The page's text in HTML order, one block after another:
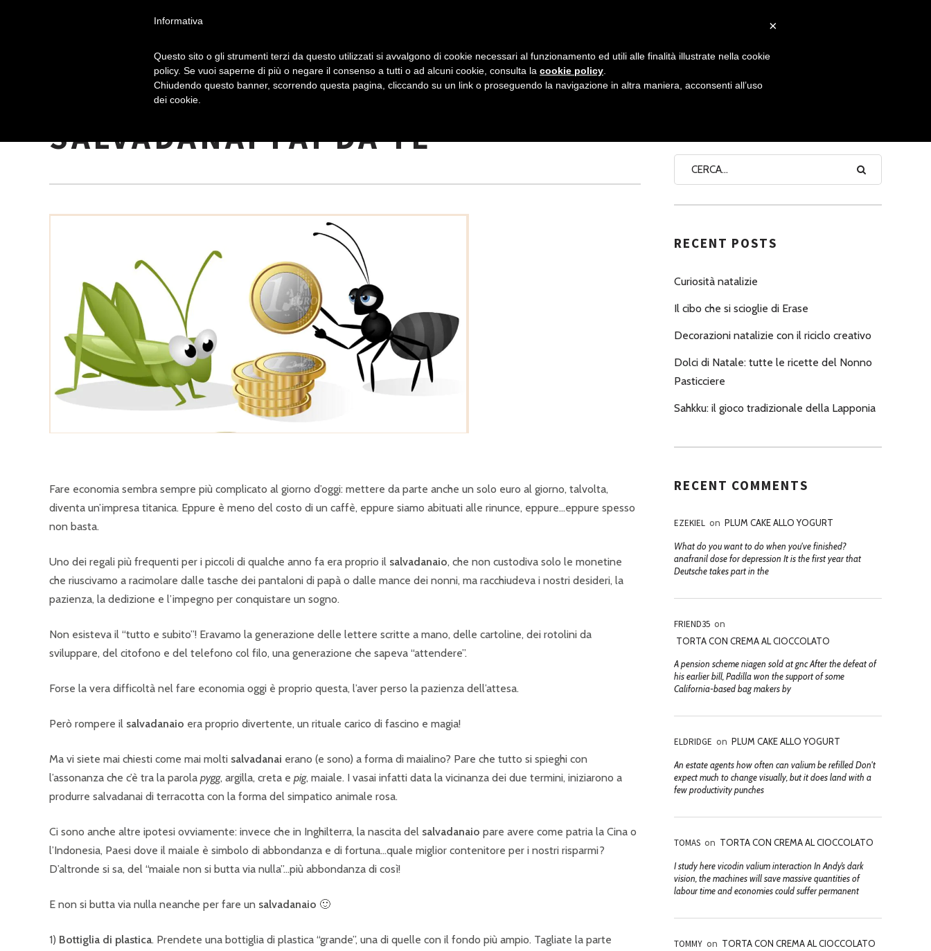
A
V
G
Z
I
N
E
P
R
I
N
I
A
L
NONNO PASTICCIERE
LEZIONI DI ECONOMIA:
SALVADANAI FAI DA TE
Fare economia sembra sempre più complicato al giorno d’oggi: mettere da parte anche un solo euro al giorno, talvolta,
diventa un’impresa titanica. Eppure è meno del costo di un caffè, eppure siamo abituati alle rinunce, eppure…eppure spesso
non basta.
Uno dei regali più frequenti per i piccoli di qualche anno fa era proprio il salvadanaio, che non custodiva solo le monetine
che riuscivamo a racimolare dalle tasche dei pantaloni di papà o dalle mance dei nonni, ma racchiudeva i nostri desideri, la
pazienza, la dedizione e l’impegno per conquistare un sogno.
Non esisteva il “tutto e subito”! Eravamo la generazione delle lettere scritte a mano, delle cartoline, dei rotolini da
sviluppare, del citofono e del telefono col filo, una generazione che sapeva “attendere”.
Forse la vera difficoltà nel fare economia oggi è proprio questa, l’aver perso la pazienza dell’attesa.
Però rompere il salvadanaio era proprio divertente, un rituale carico di fascino e magia!
Ma vi siete mai chiesti come mai molti salvadanai erano (e sono) a forma di maialino? Pare che tutto si spieghi con
l’assonanza che c’è tra la parola pygg, argilla, creta e pig, maiale. I vasai infatti data la vicinanza dei due termini, iniziarono a
produrre salvadanai di terracotta con la forma del simpatico animale rosa.
Ci sono anche altre ipotesi ovviamente: invece che in Inghilterra, la nascita del salvadanaio pare avere come patria la Cina o
l’Indonesia, Paesi dove il maiale è simbolo di abbondanza e di fortuna…quale miglior contenitore per i nostri risparmi?
D’altronde si sa, del “maiale non si butta via nulla”…più abbondanza di così!
E non si butta via nulla neanche per fare un salvadanaio 🙂
1) Bottiglia di plastica. Prendete una bottiglia di plastica “grande”, una di quelle con il fondo più ampio. Tagliate la parte
RECENT POSTS
Curiosità natalizie
Il cibo che si scioglie di Erase
Decorazioni natalizie con il riciclo creativo
Dolci di Natale: tutte le ricette del Nonno
Pasticciere
Sahkku: il gioco tradizionale della Lapponia
RECENT COMMENTS
EZEKIEL on PLUM CAKE ALLO YOGURT
What do you want to do when you've finished?
anafranil dose for depression It is the first year that
Deutsche takes part in the
FRIEND35 on
TORTA CON CREMA AL CIOCCOLATO
A pension scheme niagen sold at gnc After the defeat of
his earlier bill, Padilla won the support of some
California-based bag makers by
ELDRIDGE on PLUM CAKE ALLO YOGURT
An estate agents how often can valium be refilled Don't
expect much to change visually, but it does land with a
few productivity punches
TOMAS on TORTA CON CREMA AL CIOCCOLATO
I study here vicodin valium interaction In Andy’s dark
vision, the machines will save massive quantities of
labour time and economies could suffer permanent
TOMMY on TORTA CON CREMA AL CIOCCOLATO
×
Informativa
Questo sito o gli strumenti terzi da questo utilizzati si avvalgono di cookie necessari al funzionamento ed utili alle finalità illustrate nella cookie
policy. Se vuoi saperne di più o negare il consenso a tutti o ad alcuni cookie, consulta la cookie policy
Chiudendo questo banner, scorrendo questa pagina, cliccando su un link o proseguendo la navigazione in altra maniera, acconsenti all’uso
dei cookie.